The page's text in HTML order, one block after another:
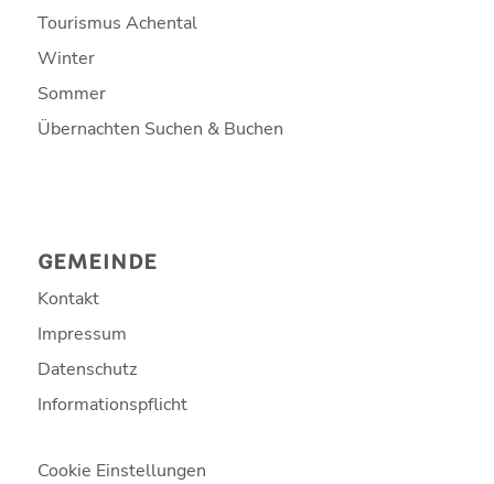
Tourismus Achental
Winter
Sommer
Übernachten Suchen & Buchen
GEMEINDE
Kontakt
Impressum
Datenschutz
Informationspflicht
Cookie Einstellungen